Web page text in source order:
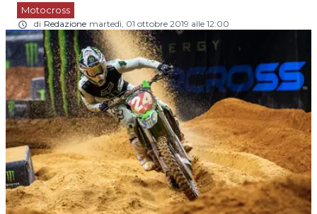
Motocross
di Redazione martedì, 01 ottobre 2019 alle 12:00